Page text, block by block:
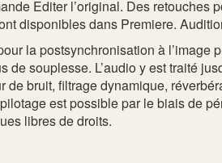
Editer l’original. Des retouches
disponibles dans Premiere.
la postsynchronisation à
de souplesse. L’audio y est traité
de bruit, filtrage dynamique,
est possible par le biais de
libres de droits.